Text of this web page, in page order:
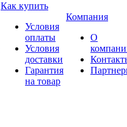
Как купить
Условия
оплаты
Условия
доставки
Гарантия
на товар
Компания
О